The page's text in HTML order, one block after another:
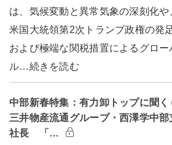
は、気候変動と異常気象の深刻化や
米国大統領第2次トランプ政権の発
および極端な関税措置によるグロー
ル…続きを読む
中部新春特集：有力卸トップに聞く
三井物産流通グループ・西澤学中部
社長 「…